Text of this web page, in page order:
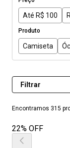
Até R$ 100
Produto
Camiseta
Encontramos 315
Filtrar
22% OFF